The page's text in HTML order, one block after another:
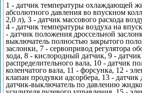
1 - датчик температуры охлаждающей
абсолютного давления во впускном
2,0 л), 3 - датчик массового расхода
4 - датчик температуры воздуха на
- датчик положения дроссельной
выключатель полностью закрытого
заслонки, 7 - сервопривод регулятора
хода, 8 - кислородный датчик, 9 -
распределительного вала, 10 - датчик
коленчатого вала, 11 - форсунка, 12 -
клапан продувки адсорбера, 13 - датчик
датчик-выключатель по давлению